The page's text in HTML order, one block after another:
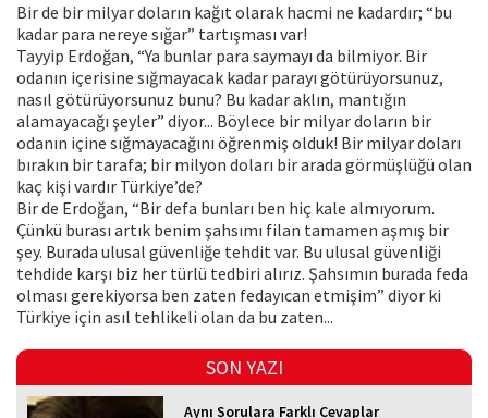
Bir de bir milyar doların kağıt olarak hacmi ne kadardır; “bu
kadar para nereye sığar” tartışması var!
Tayyip Erdoğan, “Ya bunlar para saymayı da bilmiyor. Bir
odanın içerisine sığmayacak kadar parayı götürüyorsunuz,
nasıl götürüyorsunuz bunu? Bu kadar aklın, mantığın
alamayacağı şeyler” diyor... Böylece bir milyar doların bir
odanın içine sığmayacağını öğrenmiş olduk! Bir milyar doları
bırakın bir tarafa; bir milyon doları bir arada görmüşlüğü olan
kaç kişi vardır Türkiye’de?
Bir de Erdoğan, “Bir defa bunları ben hiç kale almıyorum.
Çünkü burası artık benim şahsımı filan tamamen aşmış bir
şey. Burada ulusal güvenliğe tehdit var. Bu ulusal güvenliği
tehdide karşı biz her türlü tedbiri alırız. Şahsımın burada feda
olması gerekiyorsa ben zaten fedayıcan etmişim” diyor ki
Türkiye için asıl tehlikeli olan da bu zaten...
SON YAZI
Aynı Sorulara Farklı Cevaplar